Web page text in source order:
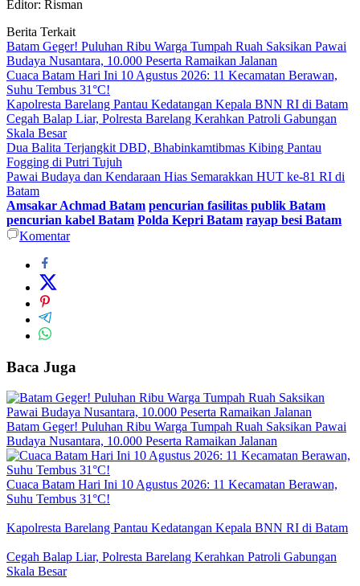
Editor: Risman
Berita Terkait
Batam Geger! Puluhan Ribu Warga Tumpah Ruah Saksikan Pawai
Budaya Nusantara, 10.000 Peserta Ramaikan Jalanan
Cuaca Batam Hari Ini 10 Agustus 2026: 11 Kecamatan Berawan,
Suhu Tembus 31°C!
Kapolresta Barelang Pantau Kedatangan Kepala BNN RI di Batam
Cegah Balap Liar, Polresta Barelang Kerahkan Patroli Gabungan
Skala Besar
Dua Balita Terjangkit DBD, Bhabinkamtibmas Kibing Pantau
Fogging di Putri Tujuh
Pawai Budaya dan Kendaraan Hias Semarakkan HUT ke-81 RI di
Batam
Amsakar Achmad Batam pencurian fasilitas publik Batam
pencurian kabel Batam Polda Kepri Batam rayap besi Batam
Komentar
Baca Juga
Batam Geger! Puluhan Ribu Warga Tumpah Ruah Saksikan Pawai
Budaya Nusantara, 10.000 Peserta Ramaikan Jalanan
Cuaca Batam Hari Ini 10 Agustus 2026: 11 Kecamatan Berawan,
Suhu Tembus 31°C!
Kapolresta Barelang Pantau Kedatangan Kepala BNN RI di Batam
Cegah Balap Liar, Polresta Barelang Kerahkan Patroli Gabungan
Skala Besar